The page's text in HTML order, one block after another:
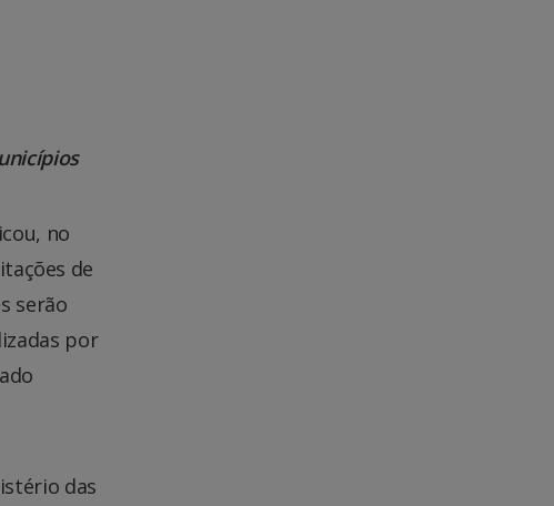
no
de
serão
por
das